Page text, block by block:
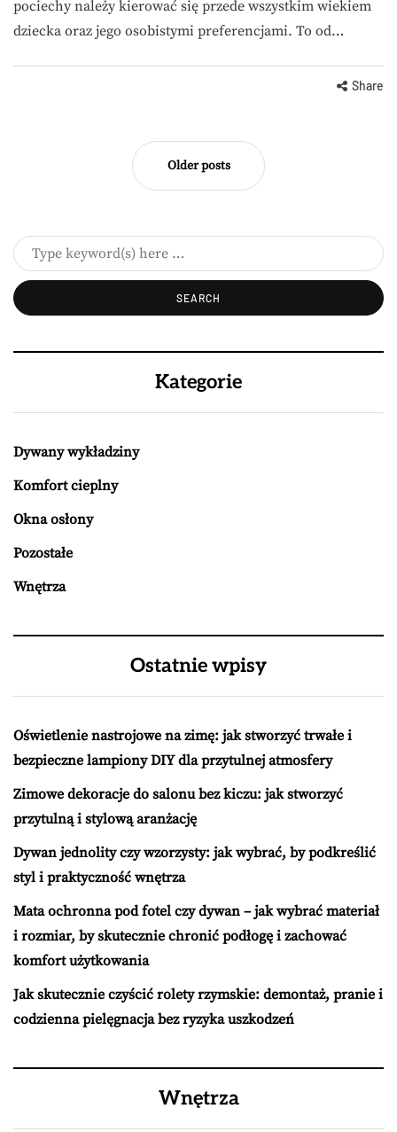
pociechy należy kierować się przede wszystkim wiekiem
dziecka oraz jego osobistymi preferencjami. To od…
Share
Older posts
Kategorie
Dywany wykładziny
Komfort cieplny
Okna osłony
Pozostałe
Wnętrza
Ostatnie wpisy
Oświetlenie nastrojowe na zimę: jak stworzyć trwałe i
bezpieczne lampiony DIY dla przytulnej atmosfery
Zimowe dekoracje do salonu bez kiczu: jak stworzyć
przytulną i stylową aranżację
Dywan jednolity czy wzorzysty: jak wybrać, by podkreślić
styl i praktyczność wnętrza
Mata ochronna pod fotel czy dywan – jak wybrać materiał
i rozmiar, by skutecznie chronić podłogę i zachować
komfort użytkowania
Jak skutecznie czyścić rolety rzymskie: demontaż, pranie i
codzienna pielęgnacja bez ryzyka uszkodzeń
Wnętrza